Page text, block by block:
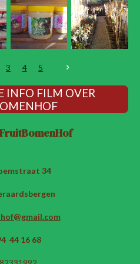
3 4 5
INFO FILM OVER
34
44 16 68